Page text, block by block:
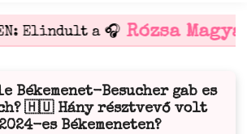
Elindult a 🎧 Rózsa
Besucher gab es
🇭🇺 Hány résztvevő volt
es Békemeneten?